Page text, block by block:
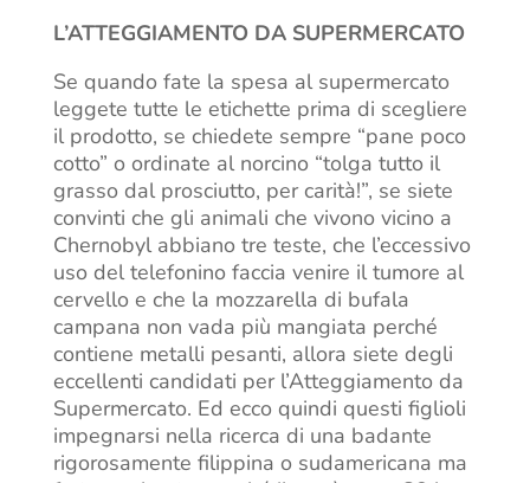
L’ATTEGGIAMENTO DA SUPERMERCATO
Se quando fate la spesa al supermercato
leggete tutte le etichette prima di scegliere
il prodotto, se chiedete sempre “pane poco
cotto” o ordinate al norcino “tolga tutto il
grasso dal prosciutto, per carità!”, se siete
convinti che gli animali che vivono vicino a
Chernobyl abbiano tre teste, che l’eccessivo
uso del telefonino faccia venire il tumore al
cervello e che la mozzarella di bufala
campana non vada più mangiata perché
contiene metalli pesanti, allora siete degli
eccellenti candidati per l’Atteggiamento da
Supermercato. Ed ecco quindi questi figlioli
impegnarsi nella ricerca di una badante
rigorosamente filippina o sudamericana ma